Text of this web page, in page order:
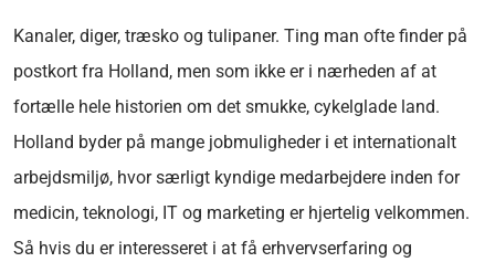
Kanaler, diger, træsko og tulipaner. Ting man ofte finder på
postkort fra Holland, men som ikke er i nærheden af at
fortælle hele historien om det smukke, cykelglade land.
Holland byder på mange jobmuligheder i et internationalt
arbejdsmiljø, hvor særligt kyndige medarbejdere inden for
medicin, teknologi, IT og marketing er hjertelig velkommen.
Så hvis du er interesseret i at få erhvervserfaring og